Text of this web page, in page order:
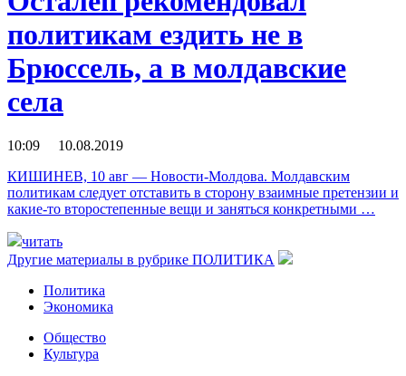
политикам ездить не в
Брюссель, а в молдавские
села
10:09 10.08.2019
КИШИНЕВ, 10 авг — Новости-Молдова. Молдавским
политикам следует отставить в сторону взаимные претензии и
какие-то второстепенные вещи и заняться конкретными …
читать
Другие материалы в рубрике ПОЛИТИКА
Политика
Экономика
Общество
Культура